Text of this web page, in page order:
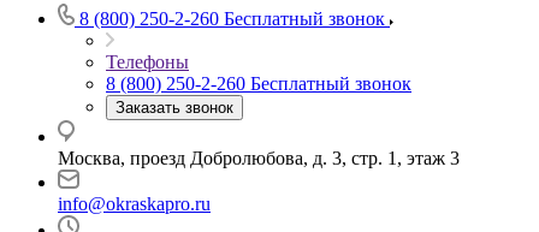
8 (800) 250-2-260 Бесплатный звонок
Телефоны
8 (800) 250-2-260 Бесплатный звонок
Заказать звонок
Москва, проезд Добролюбова, д. 3, стр. 1, этаж 3
info@okraskapro.ru